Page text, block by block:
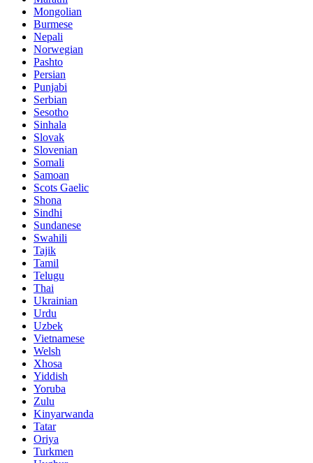
Mongolian
Burmese
Nepali
Norwegian
Pashto
Persian
Punjabi
Serbian
Sesotho
Sinhala
Slovak
Slovenian
Somali
Samoan
Scots Gaelic
Shona
Sindhi
Sundanese
Swahili
Tajik
Tamil
Telugu
Thai
Ukrainian
Urdu
Uzbek
Vietnamese
Welsh
Xhosa
Yiddish
Yoruba
Zulu
Kinyarwanda
Tatar
Oriya
Turkmen